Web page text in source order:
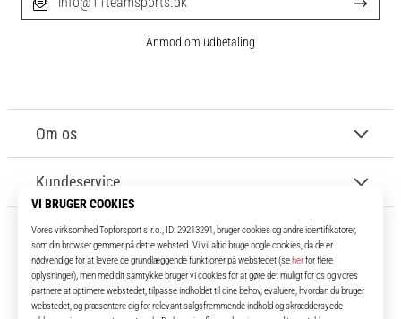
11teamsports.dk
I over 16 år har vi været dine holdkammerater og bringer dig de bedste og
nyeste fodboldprodukter.
Om os
Kundeservice
Anmod om udbetaling